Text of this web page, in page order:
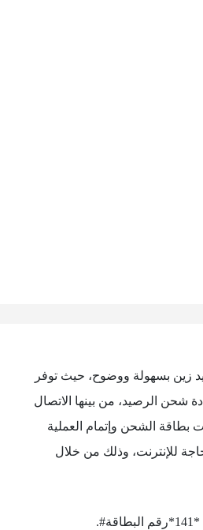
زين بسهولة ووضوح، حيث توفر
شحن الرصيد، من بينها الاتصال
بطاقة الشحن وإتمام العملية
للإنترنت، وذلك من خلال
البطاقة#.